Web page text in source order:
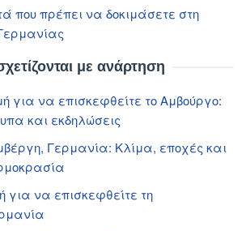
που πρέπει να δοκιμάσετε στη
με ανάρτηση
για να επισκεφθείτε το Αμβούργο:
και εκδηλώσεις
Γερμανία: Κλίμα, εποχές και
για να επισκεφθείτε τη